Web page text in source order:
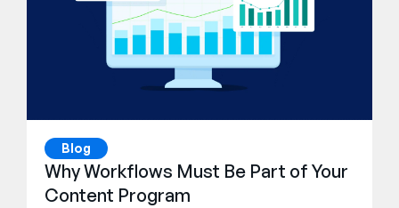
Blog
Why Workflows Must Be Part of Your
Content Program